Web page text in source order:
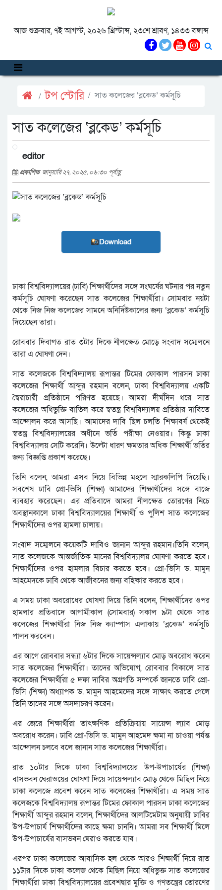
আজ শুক্রবার, ৭ই আগস্ট, ২০২৬ খ্রিস্টাব্দ, ২৩শে শ্রাবণ, ১৪৩৩ বঙ্গাব্দ
টপ স্টোরি সাত কলেজের ‘ব্লকেড’ কর্মসূচি
সাত কলেজের ‘ব্লকেড’ কর্মসূচি
editor
প্রকাশিত জানুয়ারি ২৭, ২০২৫, ০৬:৩০ পূর্বাহ্ণ
Download
ঢাকা বিশ্ববিদ্যালয়ের (ঢাবি) শিক্ষার্থীদের সঙ্গে সংঘর্ষের ঘটনার পর নতুন
কর্মসূচি ঘোষণা করেছেন সাত কলেজের শিক্ষার্থীরা। সোমবার নয়টা
থেকে নিজ নিজ কলেজের সামনে অনির্দিষ্টকালের জন্য ‘ব্লকেড’ কর্মসূচি
দিয়েছেন তারা।
রোববার দিবাগত রাত ৩টার দিকে নীলক্ষেত মোড়ে সংবাদ সম্মেলনে
তারা এ ঘোষণা দেন।
সাত কলেজকে বিশ্ববিদ্যালয় রূপান্তর টিমের ফোকাল পারসন ঢাকা
কলেজের শিক্ষার্থী আব্দুর রহমান বলেন, ঢাকা বিশ্ববিদ্যালয় একটি
স্বৈরাচারী প্রতিষ্ঠানে পরিণত হয়েছে। আমরা দীর্ঘদিন ধরে সাত
কলেজের অধিভুক্তি বাতিল করে স্বতন্ত্র বিশ্ববিদ্যালয় প্রতিষ্ঠার দাবিতে
আন্দোলন করে আসছি। আমাদের দাবি ছিল চলতি শিক্ষাবর্ষ থেকেই
স্বতন্ত্র বিশ্ববিদ্যালয়ের অধীনে ভর্তি পরীক্ষা নেওয়ার। কিন্তু ঢাকা
বিশ্ববিদ্যালয় সেটি করেনি। উল্টো ধারণ ক্ষমতার অধিক শিক্ষার্থী ভর্তির
জন্য বিজ্ঞপ্তি প্রকাশ করেছে।
তিনি বলেন, আমরা এসব নিয়ে বিভিন্ন মহলে স্মারকলিপি দিয়েছি।
সবশেষ ঢাবি প্রো-ভিসি (শিক্ষা) আমাদের শিক্ষার্থীদের সঙ্গে বাজে
ব্যবহার করেছেন। এর প্রতিবাদে আমরা নীলক্ষেত তোরণের নিচে
অবস্থানকালে ঢাকা বিশ্ববিদ্যালয়ের শিক্ষার্থী ও পুলিশ সাত কলেজের
শিক্ষার্থীদের ওপর হামলা চালায়।
সংবাদ সম্মেলনে কয়েকটি দাবিও জানান আব্দুর রহমান।তিনি বলেন,
সাত কলেজকে আন্তর্জাতিক মানের বিশ্ববিদ্যালয় ঘোষণা করতে হবে।
শিক্ষার্থীদের ওপর হামলার বিচার করতে হবে। প্রো-ভিসি ড. মামুন
আহমেদকে ঢাবি থেকে আজীবনের জন্য বহিষ্কার করতে হবে।
এ সময় ঢাকা অবরোধের ঘোষণা দিয়ে তিনি বলেন, শিক্ষার্থীদের ওপর
হামলার প্রতিবাদে আগামীকাল (সোমবার) সকাল ৯টা থেকে সাত
কলেজের শিক্ষার্থীরা নিজ নিজ ক্যাম্পাস এলাকায় ‘ব্লকেড’ কর্মসূচি
পালন করবেন।
এর আগে রোববার সন্ধ্যা ৬টার দিকে সায়েন্সল্যাব মোড় অবরোধ করেন
সাত কলেজের শিক্ষার্থীরা। তাদের অভিযোগ, রোববার বিকালে সাত
কলেজের শিক্ষার্থীরা ৫ দফা দাবির অগ্রগতি সম্পর্কে জানতে ঢাবি প্রো-
ভিসি (শিক্ষা) অধ্যাপক ড. মামুন আহমেদের সঙ্গে সাক্ষাৎ করতে গেলে
তিনি তাদের সঙ্গে অসদাচরণ করেন।
এর জেরে শিক্ষার্থীরা তাৎক্ষণিক প্রতিক্রিয়ায় সায়েন্স ল্যাব মোড়
অবরোধ করেন। ঢাবি প্রো-ভিসি ড. মামুন আহমেদ ক্ষমা না চাওয়া পর্যন্ত
আন্দোলন চলবে বলে জানান সাত কলেজের শিক্ষার্থীরা।
রাত ১০টার দিকে ঢাকা বিশ্ববিদ্যালয়ের উপ-উপাচার্যের (শিক্ষা)
বাসভবন ঘেরাওয়ের ঘোষণা দিয়ে সায়েন্সল্যাব মোড় থেকে মিছিল নিয়ে
ঢাকা কলেজে প্রবেশ করেন সাত কলেজের শিক্ষার্থীরা। এ সময় সাত
কলেজকে বিশ্ববিদ্যালয় রূপান্তর টিমের ফোকাল পারসন ঢাকা কলেজের
শিক্ষার্থী আব্দুর রহমান বলেন, শিক্ষার্থীদের আলটিমেটাম অনুযায়ী ঢাবির
উপ-উপাচার্য শিক্ষার্থীদের কাছে ক্ষমা চাননি। আমরা সব শিক্ষার্থী মিলে
উপ-উপাচার্যের বাসভবন ঘেরাও করতে যাব।
এরপর ঢাকা কলেজের আবাসিক হল থেকে আরও শিক্ষার্থী নিয়ে রাত
১১টার দিকে ঢাকা কলেজ থেকে মিছিল নিয়ে অধিভুক্ত সাত কলেজের
শিক্ষার্থীরা ঢাকা বিশ্ববিদ্যালয়ের প্রবেশদ্বার মুক্তি ও গণতন্ত্রের তোরণের